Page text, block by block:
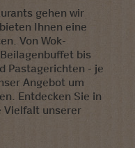
gehen wir
Ihnen eine
Von Wok-
bis
Pastagerichten - je
Angebot um
Entdecken Sie in
Vielfalt unserer